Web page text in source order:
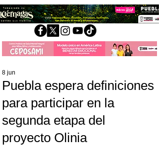
Puebla espera definiciones
para participar en la
segunda etapa del
proyecto Olinia
8 jun